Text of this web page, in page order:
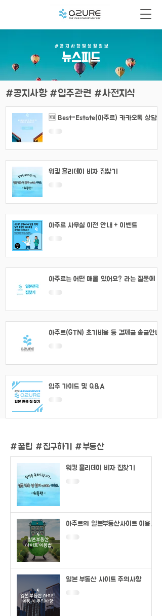
# 공 지 사 항 및 생 활 정 보
​뉴스피드
#공지사항 #입주관련 #사전지식
🆕 Best-Estate(아주르) 카카오톡 상담
워킹 홀리데이 비자 집찾기
아주르 사무실 이전 안내 + 이벤트
아주르는 어떤 매물 있어요? 라는 질문에 대
아주르(GTN) 초기비용 등 결제금 송금안내
입주 가이드 및 Q&A
#꿀팁 #집구하기 #부동산
워킹 홀리데이 비자 집찾기
아주르의 일본부동산사이트 이용법
일본 부동산 사이트 주의사항